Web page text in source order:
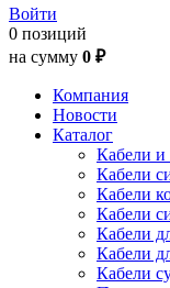
Войти
0 позиций
на сумму 0 ₽
Компания
Новости
Каталог
Кабели и
Кабели
Кабели
Кабели
Кабели
Кабели
Кабели